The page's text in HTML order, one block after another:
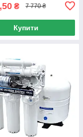
₴ 7 770 ₴
Купити